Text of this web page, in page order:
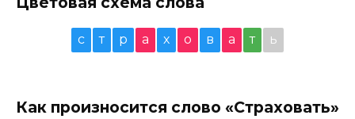
с т р а х о в а т ь
Как произносится слово «Страховать»